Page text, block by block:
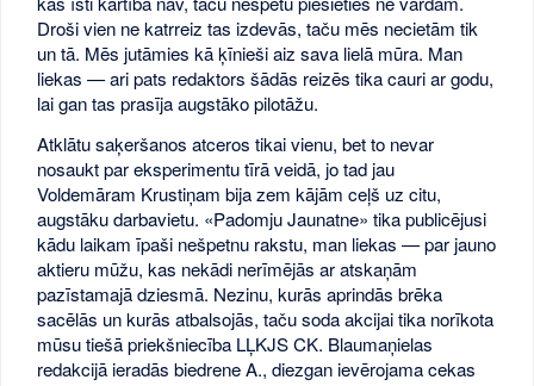
Droši vien ne katrreiz tas izdevās, taču mēs necietām tik
un tā. Mēs jutāmies kā ķīnieši aiz sava lielā mūra. Man
liekas — ari pats redaktors šādās reizēs tika cauri ar godu,
lai gan tas prasīja augstāko pilotāžu.
Atklātu saķeršanos atceros tikai vienu, bet to nevar
nosaukt par eksperimentu tīrā veidā, jo tad jau
Voldemāram Krustiņam bija zem kājām ceļš uz citu,
augstāku darbavietu. «Padomju Jaunatne» tika publicējusi
kādu laikam īpaši nešpetnu rakstu, man liekas — par jauno
aktieru mūžu, kas nekādi nerīmējās ar atskaņām
pazīstamajā dziesmā. Nezinu, kurās aprindās brēka
sacēlās un kurās atbalsojās, taču soda akcijai tika norīkota
mūsu tiešā priekšniecība LĻKJS CK. Blaumaņielas
redakcijā ieradās biedrene A., diezgan ievērojama cekas